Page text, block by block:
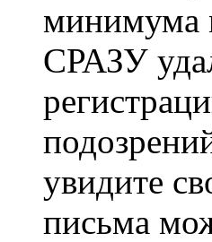
минимума
СРАЗУ
увидите
письма